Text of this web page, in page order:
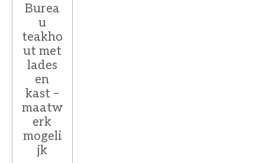
Burea
u
teakho
ut met
lades
en
kast –
maatw
erk
mogeli
jk